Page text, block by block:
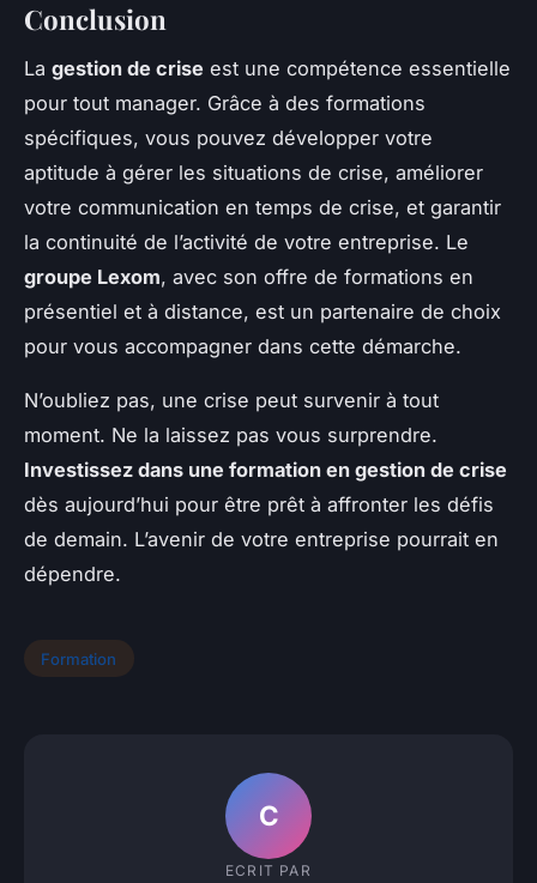
Conclusion
La gestion de crise est une compétence essentielle
pour tout manager. Grâce à des formations
spécifiques, vous pouvez développer votre
aptitude à gérer les situations de crise, améliorer
votre communication en temps de crise, et garantir
la continuité de l’activité de votre entreprise. Le
groupe Lexom, avec son offre de formations en
présentiel et à distance, est un partenaire de choix
pour vous accompagner dans cette démarche.
N’oubliez pas, une crise peut survenir à tout
moment. Ne la laissez pas vous surprendre.
Investissez dans une formation en gestion de crise
dès aujourd’hui pour être prêt à affronter les défis
de demain. L’avenir de votre entreprise pourrait en
dépendre.
Formation
C
ECRIT PAR